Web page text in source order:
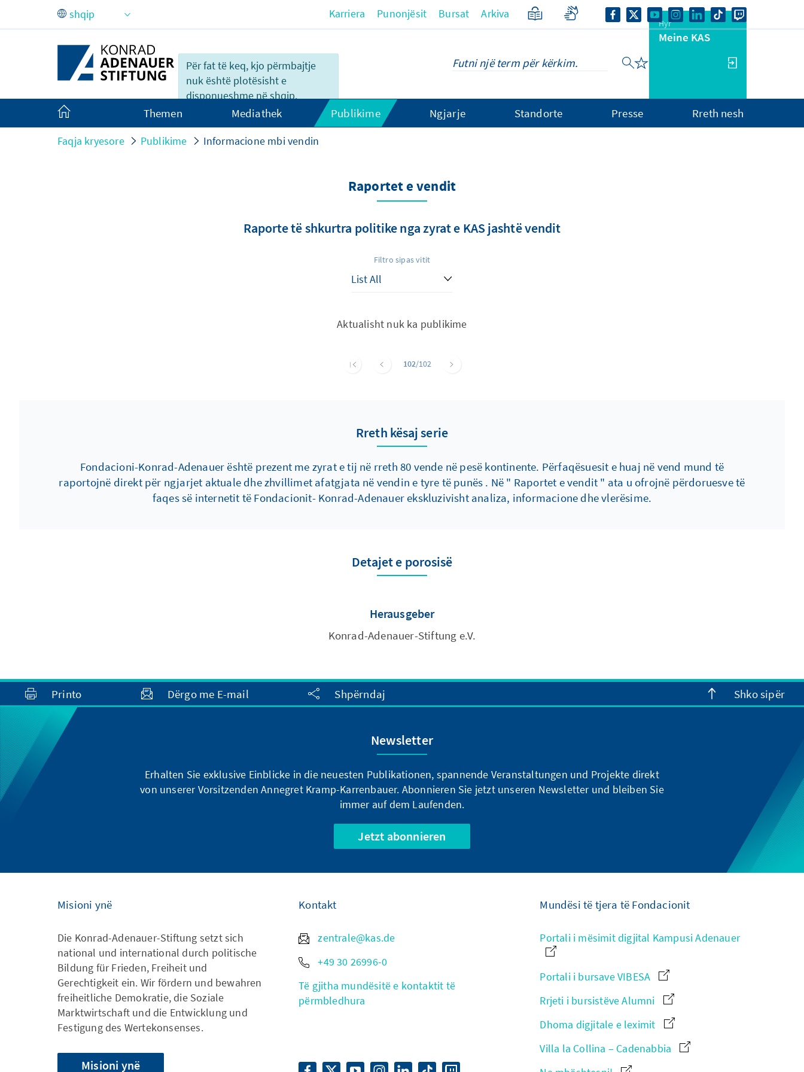
Skip to Main Content
Për fat të keq, kjo përmbajtje
nuk është plotësisht e
disponueshme në shqip.
Karriera Punonjësit Bursat Arkiva
Hyr
Meine KAS
Themen Mediathek Publikime Ngjarje Standorte Presse Rreth nesh
Faqja kryesore Publikime Informacione mbi vendin
Raportet e vendit
Raporte të shkurtra politike nga zyrat e KAS jashtë vendit
Filtro sipas vitit
Aktualisht nuk ka publikime
102/102
Rreth kësaj serie
Fondacioni-Konrad-Adenauer është prezent me zyrat e tij në rreth 80 vende në pesë kontinente. Përfaqësuesit e huaj në vend mund të
raportojnë direkt për ngjarjet aktuale dhe zhvillimet afatgjata në vendin e tyre të punës . Në " Raportet e vendit " ata u ofrojnë përdoruesve të
faqes së internetit të Fondacionit- Konrad-Adenauer ekskluzivisht analiza, informacione dhe vlerësime.
Detajet e porosisë
Herausgeber
Konrad-Adenauer-Stiftung e.V.
Printo Dërgo me E-mail Shpërndaj Shko sipër
Newsletter
Erhalten Sie exklusive Einblicke in die neuesten Publikationen, spannende Veranstaltungen und Projekte direkt
von unserer Vorsitzenden Annegret Kramp-Karrenbauer. Abonnieren Sie jetzt unseren Newsletter und bleiben Sie
immer auf dem Laufenden.
Jetzt abonnieren
Misioni ynë
Die Konrad-Adenauer-Stiftung setzt sich
national und international durch politische
Bildung für Frieden, Freiheit und
Gerechtigkeit ein. Wir fördern und bewahren
freiheitliche Demokratie, die Soziale
Marktwirtschaft und die Entwicklung und
Festigung des Wertekonsenses.
Misioni ynë
Kontakt
zentrale@kas.de
+49 30 26996-0
Të gjitha mundësitë e kontaktit të
përmbledhura
Mundësi të tjera të Fondacionit
Portali i mësimit digjital Kampusi Adenauer
Portali i bursave VIBESA
Rrjeti i bursistëve Alumni
Dhoma digjitale e leximit
Villa la Collina – Cadenabbia